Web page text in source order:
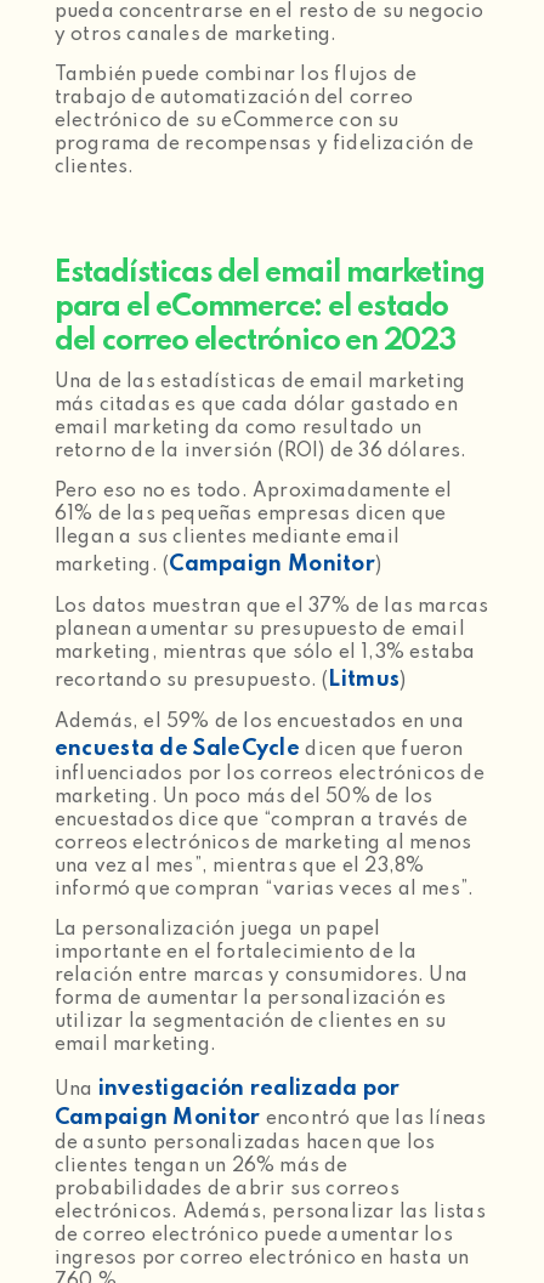
pueda concentrarse en el resto de su negocio
y otros canales de marketing.
También puede combinar los flujos de
trabajo de automatización del correo
electrónico de su eCommerce con su
programa de recompensas y fidelización de
clientes.
Estadísticas del email marketing
para el eCommerce: el estado
del correo electrónico en 2023
Una de las estadísticas de email marketing
más citadas es que cada dólar gastado en
email marketing da como resultado un
retorno de la inversión (ROI) de 36 dólares.
Pero eso no es todo. Aproximadamente el
61% de las pequeñas empresas dicen que
llegan a sus clientes mediante email
marketing. (Campaign Monitor)
Los datos muestran que el 37% de las marcas
planean aumentar su presupuesto de email
marketing, mientras que sólo el 1,3% estaba
recortando su presupuesto. ( Litmus)
Además, el 59% de los encuestados en una
encuesta de SaleCycle dicen que fueron
influenciados por los correos electrónicos de
marketing. Un poco más del 50% de los
encuestados dice que “compran a través de
correos electrónicos de marketing al menos
una vez al mes”, mientras que el 23,8%
informó que compran “varias veces al mes”.
La personalización juega un papel
importante en el fortalecimiento de la
relación entre marcas y consumidores. Una
forma de aumentar la personalización es
utilizar la segmentación de clientes en su
email marketing.
Una investigación realizada por
Campaign Monitor encontró que las líneas
de asunto personalizadas hacen que los
clientes tengan un 26% más de
probabilidades de abrir sus correos
electrónicos. Además, personalizar las listas
de correo electrónico puede aumentar los
ingresos por correo electrónico en hasta un